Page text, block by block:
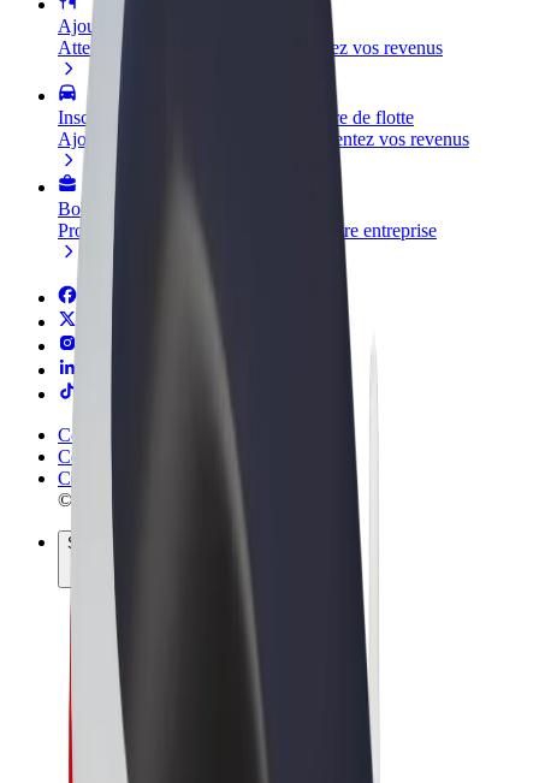
Ajouter un restaurant ou un magasin
Atteignez plus de clients et augmentez vos revenus
Inscrivez-vous en tant que propriétaire de flotte
Ajoutez votre flotte sur Bolt et augmentez vos revenus
Bolt for Business
Produits et services Bolt adaptés à votre entreprise
Conditions générales
Confidentialité
Cookies
© 2026 Bolt Technology OÜ
Services
Trajets
Trottinettes électriques
Bolt Market
Bolt Food
Bolt Drive